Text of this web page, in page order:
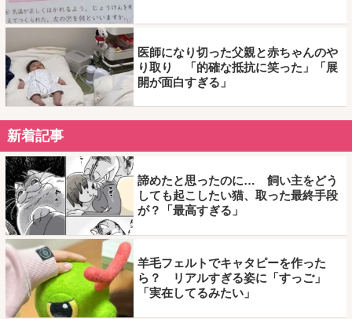
医師になり切った父親と赤ちゃんのや
り取り 「的確な抵抗に笑った」「展
開が面白すぎる」
新着記事
諦めたと思ったのに… 飼い主をどう
しても起こしたい猫、取った最終手段
が？「最高すぎる」
羊毛フェルトでキャタピーを作った
ら？ リアルすぎる姿に「すっご」
「実在してるみたい」